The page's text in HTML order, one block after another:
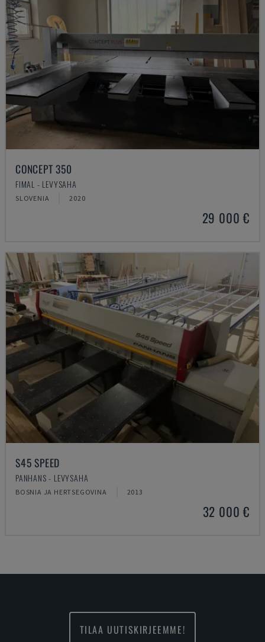
CONCEPT 350
FIMAL - LEVYSAHA
SLOVENIA 2020
29 000 €
S45 SPEED
PANHANS - LEVYSAHA
BOSNIA JA HERTSEGOVINA 2013
32 000 €
TILAA UUTISKIRJEEMME!